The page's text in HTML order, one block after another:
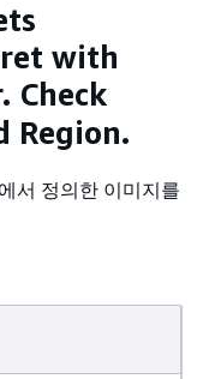
with
Check
Region.
서 정의한 이미지를